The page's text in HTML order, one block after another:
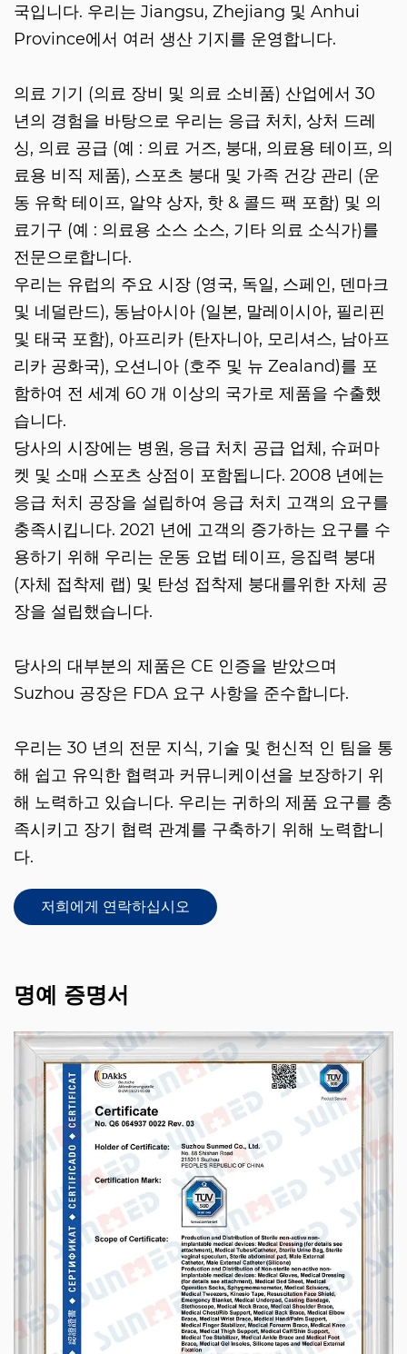
국입니다. 우리는 Jiangsu, Zhejiang 및 Anhui
Province에서 여러 생산 기지를 운영합니다.
의료 기기 (의료 장비 및 의료 소비품) 산업에서 30
년의 경험을 바탕으로 우리는 응급 처치, 상처 드레
싱, 의료 공급 (예 : 의료 거즈, 붕대, 의료용 테이프, 의
료용 비직 제품), 스포츠 붕대 및 가족 건강 관리 (운
동 유학 테이프, 알약 상자, 핫 & 콜드 팩 포함) 및 의
료기구 (예 : 의료용 소스 소스, 기타 의료 소식가)를
전문으로합니다.
우리는 유럽의 주요 시장 (영국, 독일, 스페인, 덴마크
및 네덜란드), 동남아시아 (일본, 말레이시아, 필리핀
및 태국 포함), 아프리카 (탄자니아, 모리셔스, 남아프
리카 공화국), 오션니아 (호주 및 뉴 Zealand)를 포
함하여 전 세계 60 개 이상의 국가로 제품을 수출했
습니다.
당사의 시장에는 병원, 응급 처치 공급 업체, 슈퍼마
켓 및 소매 스포츠 상점이 포함됩니다. 2008 년에는
응급 처치 공장을 설립하여 응급 처치 고객의 요구를
충족시킵니다. 2021 년에 고객의 증가하는 요구를 수
용하기 위해 우리는 운동 요법 테이프, 응집력 붕대
(자체 접착제 랩) 및 탄성 접착제 붕대를위한 자체 공
장을 설립했습니다.
당사의 대부분의 제품은 CE 인증을 받았으며
Suzhou 공장은 FDA 요구 사항을 준수합니다.
우리는 30 년의 전문 지식, 기술 및 헌신적 인 팀을 통
해 쉽고 유익한 협력과 커뮤니케이션을 보장하기 위
해 노력하고 있습니다. 우리는 귀하의 제품 요구를 충
족시키고 장기 협력 관계를 구축하기 위해 노력합니
다.
저희에게 연락하십시오
명예 증명서